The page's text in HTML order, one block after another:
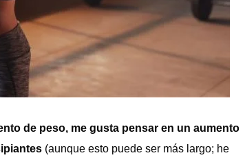
de peso, me gusta pensar en un aumento
(aunque esto puede ser más largo; he